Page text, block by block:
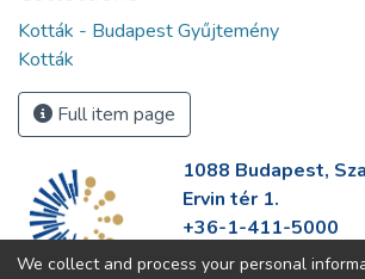
Kották - Budapest Gyűjtemény
Kották
Full item page
1088 Budapest,
Ervin tér 1.
+36-1-411-5000
info@fszek.hu
We collect and process your personal